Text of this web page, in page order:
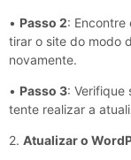
• Passo 2: Encontre
tirar o site do modo
novamente.
• Passo 3: Verifique
tente realizar a
2. Atualizar o